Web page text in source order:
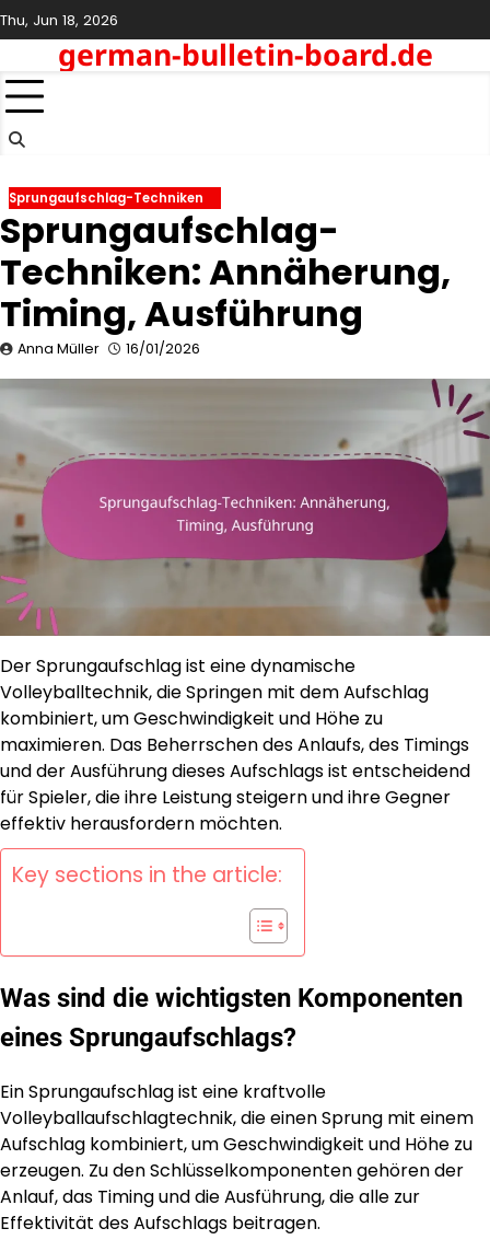
Skip
to
content
Thu, Jun 18, 2026
german-bulletin-board.de
Sprungaufschlag-Techniken
Sprungaufschlag-
Techniken: Annäherung,
Timing, Ausführung
Anna Müller 16/01/2026
Der Sprungaufschlag ist eine dynamische
Volleyballtechnik, die Springen mit dem Aufschlag
kombiniert, um Geschwindigkeit und Höhe zu
maximieren. Das Beherrschen des Anlaufs, des Timings
und der Ausführung dieses Aufschlags ist entscheidend
für Spieler, die ihre Leistung steigern und ihre Gegner
effektiv herausfordern möchten.
Key sections in the article:
Was sind die wichtigsten Komponenten
eines Sprungaufschlags?
Ein Sprungaufschlag ist eine kraftvolle
Volleyballaufschlagtechnik, die einen Sprung mit einem
Aufschlag kombiniert, um Geschwindigkeit und Höhe zu
erzeugen. Zu den Schlüsselkomponenten gehören der
Anlauf, das Timing und die Ausführung, die alle zur
Effektivität des Aufschlags beitragen.